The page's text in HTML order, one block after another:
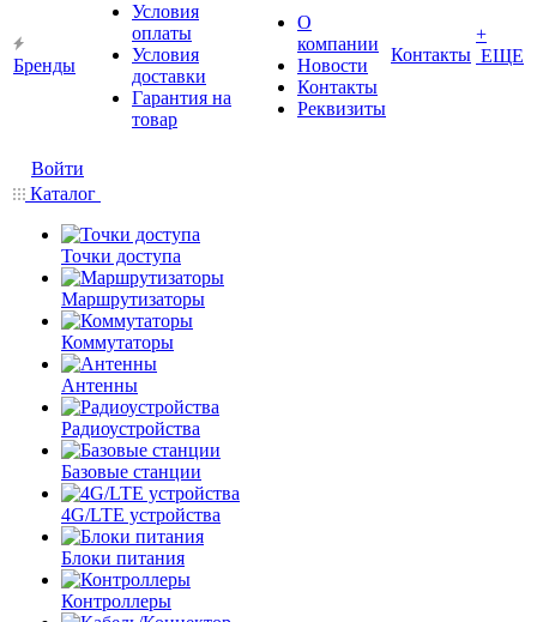
Бренды
Условия
оплаты
Условия
доставки
Гарантия на
товар
О
компании
Новости
Контакты
Реквизиты
Контакты
+
ЕЩЕ
Войти
Каталог
Точки доступа
Маршрутизаторы
Коммутаторы
Антенны
Радиоустройства
Базовые станции
4G/LTE устройства
Блоки питания
Контроллеры